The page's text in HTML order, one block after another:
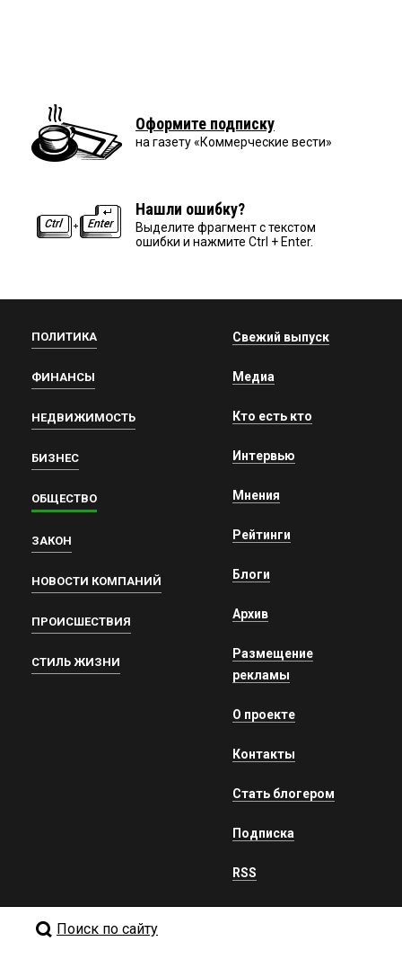
Оформите подписку
на газету «Коммерческие вести»
Нашли ошибку?
Выделите фрагмент с текстом
ошибки и нажмите Ctrl + Enter.
ПОЛИТИКА
ФИНАНСЫ
НЕДВИЖИМОСТЬ
БИЗНЕС
ОБЩЕСТВО
ЗАКОН
НОВОСТИ КОМПАНИЙ
ПРОИСШЕСТВИЯ
СТИЛЬ ЖИЗНИ
Свежий выпуск
Медиа
Кто есть кто
Интервью
Мнения
Рейтинги
Блоги
Архив
Размещение
рекламы
О проекте
Контакты
Стать блогером
Подписка
RSS
Поиск по сайту